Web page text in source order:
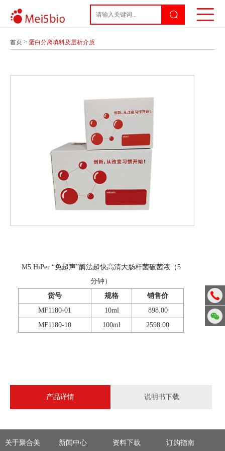
首页 > 蛋白分离填料及层析介质
M5 HiPer “免超声”酶法超快高清大肠杆菌破菌液（5
分钟）
货号
规格
销售价
MF1180-01
10ml
898.00
MF1180-10
100ml 2598.00
产品详情 说明书下载
关于聚合美 新闻中心 资料下载 订购指南